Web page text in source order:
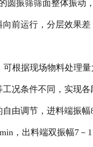
圆振筛筛面整体振动
向前运行，分层效果
可根据现场物料处理
况条件不同，实现
由调节，进料端振幅
，出料端双振幅7－